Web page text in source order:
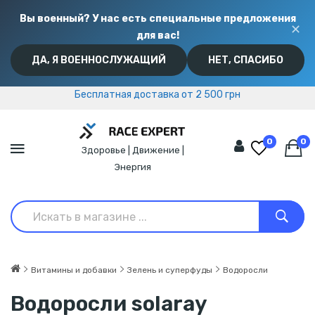
Вы военный? У нас есть специальные предложения
для вас!
ДА, Я ВОЕННОСЛУЖАЩИЙ НЕТ, СПАСИБО
✕
Бесплатная доставка от 2 500 грн
Бесплатная доставка от 2 500 грн
Здоровье | Движение |
Энергия
0 0
Витамины и добавки Зелень и суперфуды Водоросли
Водоросли solaray